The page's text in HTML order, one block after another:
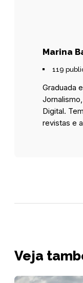
Marina
119
Graduada
Digital.
revistas e
Veja